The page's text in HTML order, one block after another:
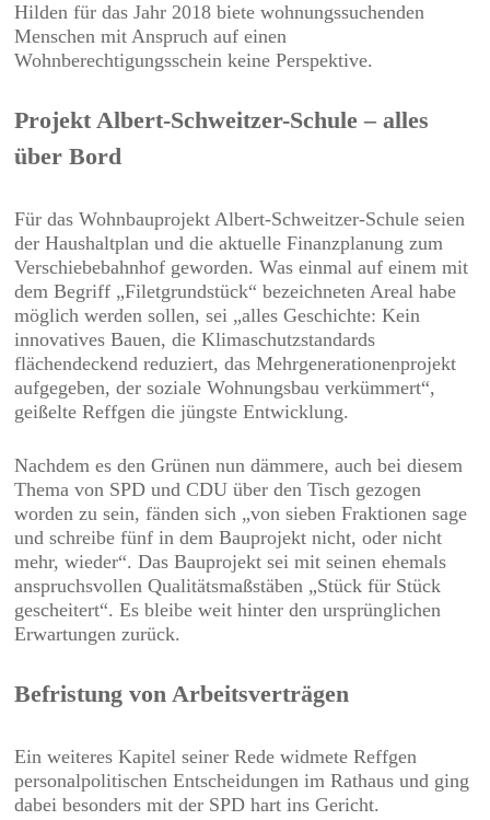
Hilden für das Jahr 2018 biete wohnungssuchenden
Menschen mit Anspruch auf einen
Wohnberechtigungsschein keine Perspektive.
Projekt Albert-Schweitzer-Schule – alles
über Bord
Für das Wohnbauprojekt Albert-Schweitzer-Schule seien
der Haushaltplan und die aktuelle Finanzplanung zum
Verschiebebahnhof geworden. Was einmal auf einem mit
dem Begriff „Filetgrundstück“ bezeichneten Areal habe
möglich werden sollen, sei „alles Geschichte: Kein
innovatives Bauen, die Klimaschutzstandards
flächendeckend reduziert, das Mehrgenerationenprojekt
aufgegeben, der soziale Wohnungsbau verkümmert“,
geißelte Reffgen die jüngste Entwicklung.
Nachdem es den Grünen nun dämmere, auch bei diesem
Thema von SPD und CDU über den Tisch gezogen
worden zu sein, fänden sich „von sieben Fraktionen sage
und schreibe fünf in dem Bauprojekt nicht, oder nicht
mehr, wieder“. Das Bauprojekt sei mit seinen ehemals
anspruchsvollen Qualitätsmaßstäben „Stück für Stück
gescheitert“. Es bleibe weit hinter den ursprünglichen
Erwartungen zurück.
Befristung von Arbeitsverträgen
Ein weiteres Kapitel seiner Rede widmete Reffgen
personalpolitischen Entscheidungen im Rathaus und ging
dabei besonders mit der SPD hart ins Gericht.